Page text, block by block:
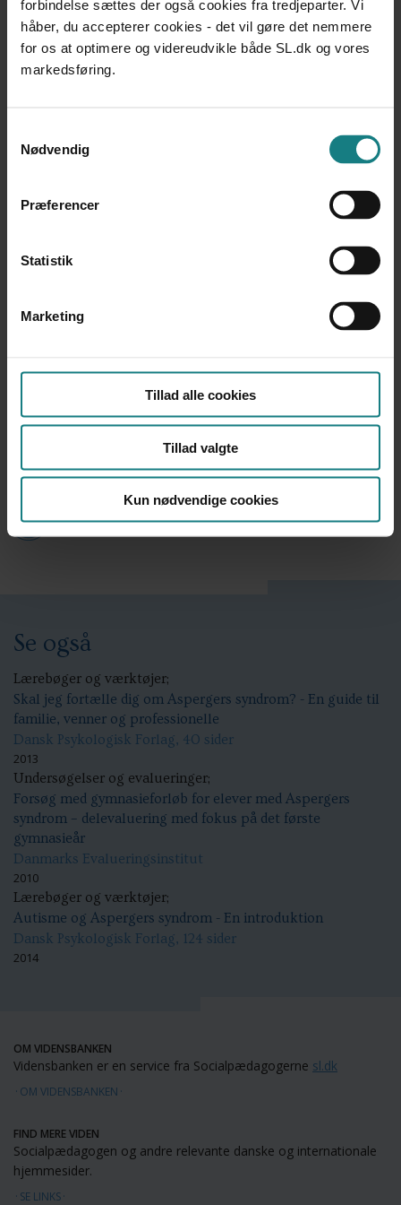
forbindelse sættes der også cookies fra tredjeparter. Vi
håber, du accepterer cookies - det vil gøre det nemmere
for os at optimere og videreudvikle både SL.dk og vores
markedsføring.
Nødvendig
Præferencer
Statistik
Marketing
Tillad alle cookies
Tillad valgte
Kun nødvendige cookies
Forfatter
Jude Welton
Udgiver
Find på bibliotek.dk
Se også
Lærebøger og værktøjer;
Skal jeg fortælle dig om Aspergers syndrom? - En guide til
familie, venner og professionelle
Dansk Psykologisk Forlag, 40 sider
2013
Undersøgelser og evalueringer;
Forsøg med gymnasieforløb for elever med Aspergers
syndrom – delevaluering med fokus på det første
gymnasieår
Danmarks Evalueringsinstitut
2010
Lærebøger og værktøjer;
Autisme og Aspergers syndrom - En introduktion
Dansk Psykologisk Forlag, 124 sider
2014
OM VIDENSBANKEN
Vidensbanken er en service fra Socialpædagogerne sl.dk
OM VIDENSBANKEN
FIND MERE VIDEN
Socialpædagogen og andre relevante danske og internationale
hjemmesider.
SE LINKS